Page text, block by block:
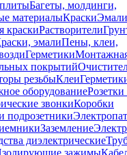
Багеты, молдинги,
материалыКраскиЭмали
краскиРастворители
эмалиПены, клеи,
Герметики
покрытий
резьбыКлеи
оборудованиеРозетки
звонкиКоробки
подрозетники
Заземление
диэлектрические
зажимы